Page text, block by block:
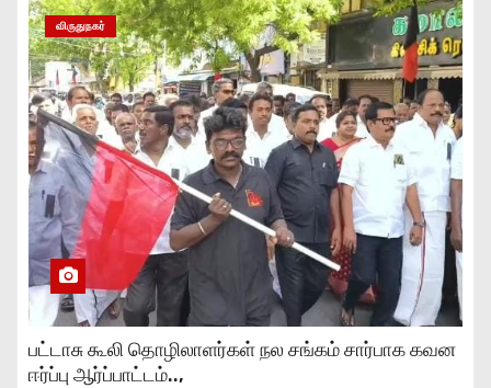
விருதுநகர்
பட்டாசு கூலி தொழிலாளர்கள் நல சங்கம் சார்பாக கவன
ஈர்ப்பு ஆர்ப்பாட்டம்..,